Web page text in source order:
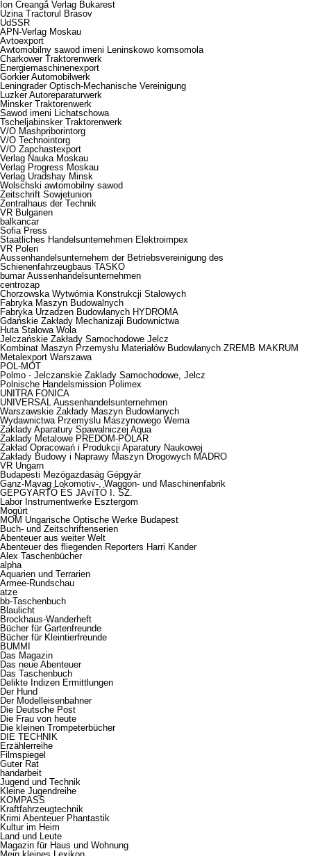
Ion Creangă Verlag Bukarest
Uzina Tractorul Brasov
UdSSR
APN-Verlag Moskau
Avtoexport
Awtomobilny sawod imeni Leninskowo komsomola
Charkower Traktorenwerk
Energiemaschinenexport
Gorkier Automobilwerk
Leningrader Optisch-Mechanische Vereinigung
Luzker Autoreparaturwerk
Minsker Traktorenwerk
Sawod imeni Lichatschowa
Tscheljabinsker Traktorenwerk
V/O Mashpriborintorg
V/O Technointorg
V/O Zapchastexport
Verlag Nauka Moskau
Verlag Progress Moskau
Verlag Uradshay Minsk
Wolschski awtomobilny sawod
Zeitschrift Sowjetunion
Zentralhaus der Technik
VR Bulgarien
balkancar
Sofia Press
Staatliches Handelsunternehmen Elektroimpex
VR Polen
Aussenhandelsunternehem der Betriebsvereinigung des
Schienenfahrzeugbaus TASKO
bumar Aussenhandelsunternehmen
centrozap
Chorzowska Wytwórnia Konstrukcji Stalowych
Fabryka Maszyn Budowalnych
Fabryka Urzadzen Budowlanych HYDROMA
Gdańskie Zakłady Mechanizaji Budownictwa
Huta Stalowa Wola
Jelczańskie Zakłady Samochodowe Jelcz
Kombinat Maszyn Przemysłu Materiałów Budowlanych ZREMB MAKRUM
Metalexport Warszawa
POL-MOT
Polmo - Jelczanskie Zaklady Samochodowe, Jelcz
Polnische Handelsmission Polimex
UNITRA FONICA
UNIVERSAL Aussenhandelsunternehmen
Warszawskie Zakłady Maszyn Budowlanych
Wydawnictwa Przemyslu Maszynowego Wema
Zaklady Aparatury Spawalniczej Aqua
Zaklady Metalowe PREDOM-POLAR
Zakład Opracowań i Produkcji Aparatury Naukowej
Zakłady Budowy i Naprawy Maszyn Drogowych MADRO
VR Ungarn
Budapesti Mezögazdaság Gépgyár
Ganz-Mavag Lokomotiv-, Waggon- und Maschinenfabrik
GÉPGYÁRTÓ ÉS JAvíTÓ I. SZ.
Labor Instrumentwerke Esztergom
Mogürt
MOM Ungarische Optische Werke Budapest
Buch- und Zeitschriftenserien
Abenteuer aus weiter Welt
Abenteuer des fliegenden Reporters Harri Kander
Alex Taschenbücher
alpha
Aquarien und Terrarien
Armee-Rundschau
atze
bb-Taschenbuch
Blaulicht
Brockhaus-Wanderheft
Bücher für Gartenfreunde
Bücher für Kleintierfreunde
BUMMI
Das Magazin
Das neue Abenteuer
Das Taschenbuch
Delikte Indizen Ermittlungen
Der Hund
Der Modelleisenbahner
Die Deutsche Post
Die Frau von heute
Die kleinen Trompeterbücher
DIE TECHNIK
Erzählerreihe
Filmspiegel
Guter Rat
handarbeit
Jugend und Technik
Kleine Jugendreihe
KOMPASS
Kraftfahrzeugtechnik
Krimi Abenteuer Phantastik
Kultur im Heim
Land und Leute
Magazin für Haus und Wohnung